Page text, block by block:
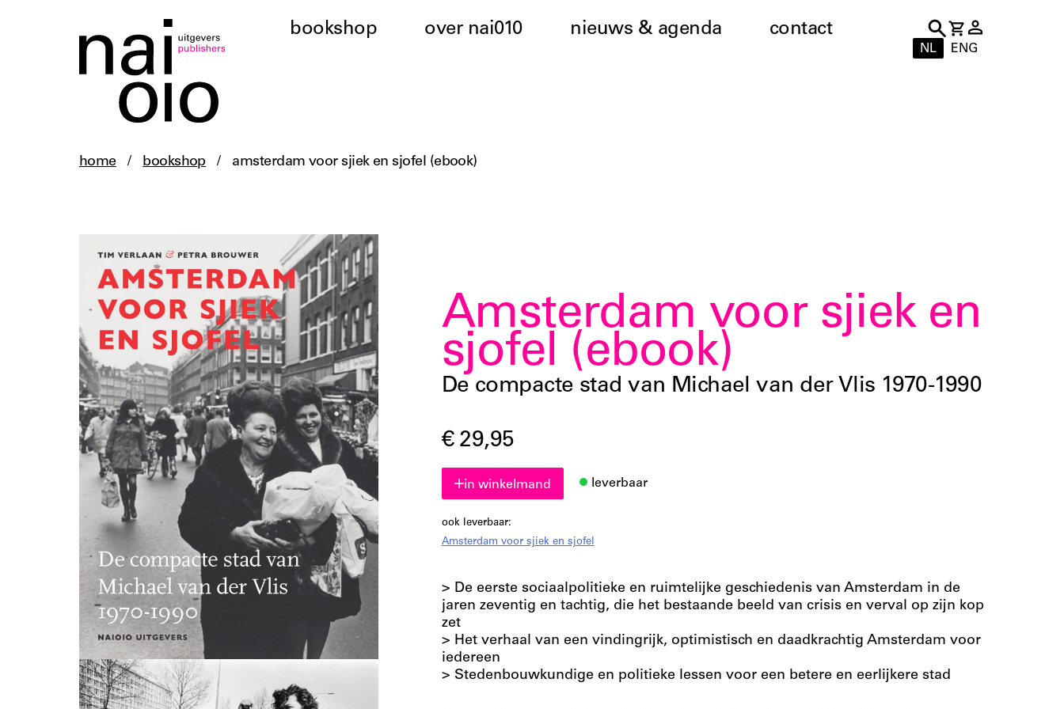
bookshop over nai010 nieuws & agenda contact
NL ENG
home / bookshop / amsterdam voor sjiek en sjofel (ebook)
Amsterdam voor sjiek en
sjofel (ebook)
De compacte stad van Michael van der Vlis 1970-1990
€ 29,95
in winkelmand leverbaar
ook leverbaar:
Amsterdam voor sjiek en sjofel
> De eerste sociaalpolitieke en ruimtelijke geschiedenis van Amsterdam in de
jaren zeventig en tachtig, die het bestaande beeld van crisis en verval op zijn kop
zet
> Het verhaal van een vindingrijk, optimistisch en daadkrachtig Amsterdam voor
iedereen
> Stedenbouwkundige en politieke lessen voor een betere en eerlijkere stad